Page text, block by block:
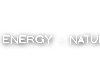
ENERGY •